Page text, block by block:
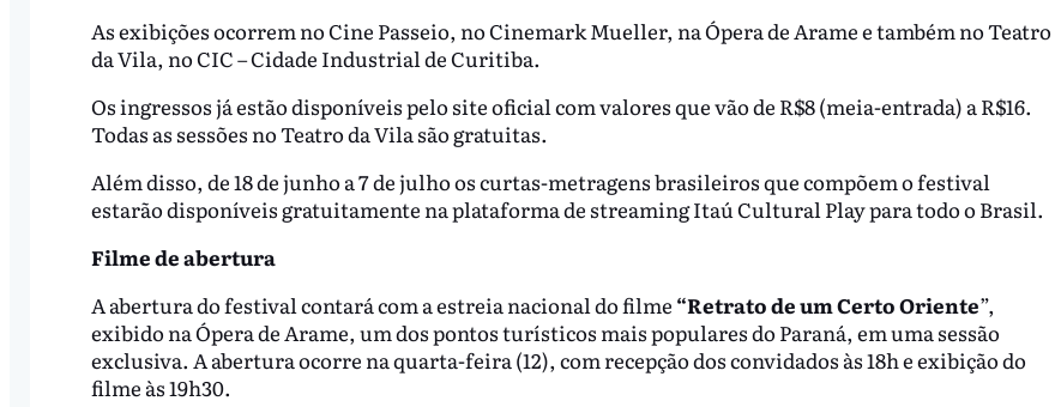
As exibições ocorrem no Cine Passeio, no Cinemark Mueller, na Ópera de Arame e também no Teatro
da Vila, no CIC – Cidade Industrial de Curitiba.
Os ingressos já estão disponíveis pelo site oficial com valores que vão de R$8 (meia-entrada) a R$16.
Todas as sessões no Teatro da Vila são gratuitas.
Além disso, de 18 de junho a 7 de julho os curtas-metragens brasileiros que compõem o festival
estarão disponíveis gratuitamente na plataforma de streaming Itaú Cultural Play para todo o Brasil.
Filme de abertura
A abertura do festival contará com a estreia nacional do filme “Retrato de um Certo Oriente”,
exibido na Ópera de Arame, um dos pontos turísticos mais populares do Paraná, em uma sessão
exclusiva. A abertura ocorre na quarta-feira (12), com recepção dos convidados às 18h e exibição do
filme às 19h30.